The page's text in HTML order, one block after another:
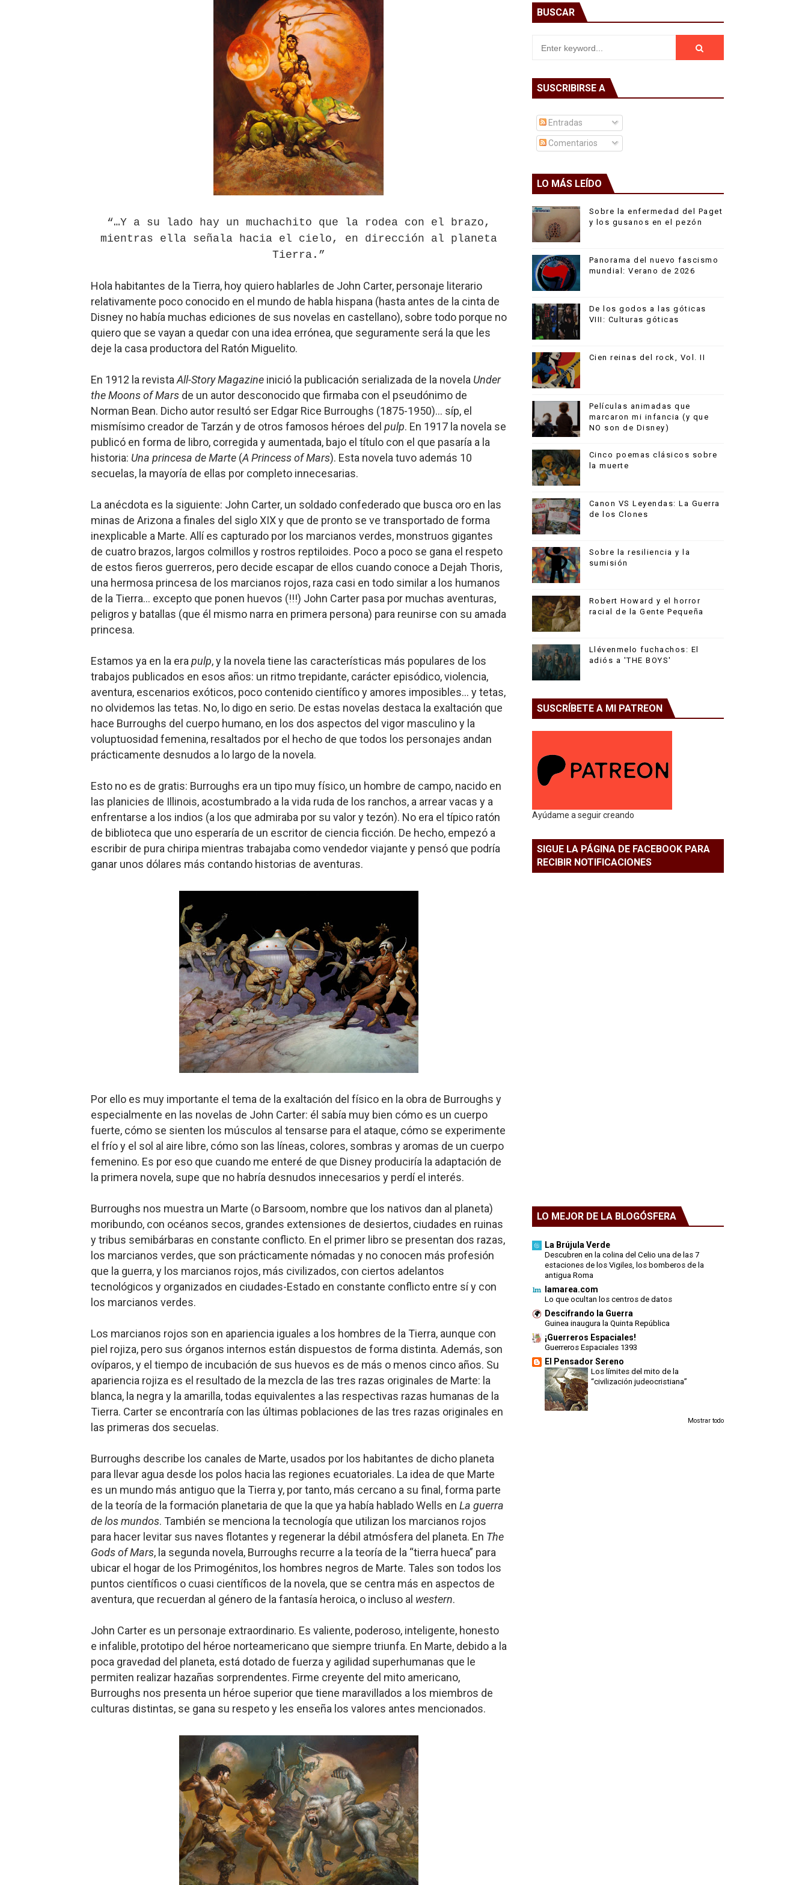
Charlie Kirk y la izquierda asesina
Dios es Cambio: Filosofía Earthseed para el fin del mundo
Nuestra era de genocidios
Mis historias favoritas de Superman
Transformers: ¿Una película marxista?
Gentile: Lo que debes entender sobre el fascismo
Definiendo: ¿Qué es el fascismo?
Llévenmelo fuchachos: El adiós a 'THE BOYS'
Mario: La epopeya del fontanero - Parte II
Mario: La epopeya del fontanero - Parte I
Pequeña Filmoteca Antifascista
Pokémon: La película existencialista
“…Y a su lado hay un muchachito que la rodea con el brazo,
mientras ella señala hacia el cielo, en dirección al planeta
Tierra.”
Hola habitantes de la Tierra, hoy quiero hablarles de John Carter, personaje literario
relativamente poco conocido en el mundo de habla hispana (hasta antes de la cinta de
Disney no había muchas ediciones de sus novelas en castellano), sobre todo porque no
quiero que se vayan a quedar con una idea errónea, que seguramente será la que les
deje la casa productora del Ratón Miguelito.
En 1912 la revista All-Story Magazineinició la publicación serializada de la novela Under
the Moons of Marsde un autor desconocido que firmaba con el pseudónimo de
Norman Bean. Dicho autor resultó ser Edgar Rice Burroughs (1875-1950)… síp, el
mismísimo creador de Tarzán y de otros famosos héroes del pulp. En 1917 la novela se
publicó en forma de libro, corregida y aumentada, bajo el título con el que pasaría a la
historia: Una princesa de Marte (A Princess of Mars). Esta novela tuvo además 10
secuelas, la mayoría de ellas por completo innecesarias.
La anécdota es la siguiente: John Carter, un soldado confederado que busca oro en las
minas de Arizona a finales del siglo XIX y que de pronto se ve transportado de forma
inexplicable a Marte. Allí es capturado por los marcianos verdes, monstruos gigantes
de cuatro brazos, largos colmillos y rostros reptiloides. Poco a poco se gana el respeto
de estos fieros guerreros, pero decide escapar de ellos cuando conoce a Dejah Thoris,
una hermosa princesa de los marcianos rojos, raza casi en todo similar a los humanos
de la Tierra… excepto que ponen huevos (!!!) John Carter pasa por muchas aventuras,
peligros y batallas (que él mismo narra en primera persona) para reunirse con su amada
princesa.
Estamos ya en la era pulp, y la novela tiene las características más populares de los
trabajos publicados en esos años: un ritmo trepidante, carácter episódico, violencia,
aventura, escenarios exóticos, poco contenido científico y amores imposibles… y tetas,
no olvidemos las tetas. No, lo digo en serio. De estas novelas destaca la exaltación que
hace Burroughs del cuerpo humano, en los dos aspectos del vigor masculino y la
voluptuosidad femenina, resaltados por el hecho de que todos los personajes andan
prácticamente desnudos a lo largo de la novela.
Esto no es de gratis: Burroughs era un tipo muy físico, un hombre de campo, nacido en
las planicies de Illinois, acostumbrado a la vida ruda de los ranchos, a arrear vacas y a
enfrentarse a los indios (a los que admiraba por su valor y tezón). No era el típico ratón
de biblioteca que uno esperaría de un escritor de ciencia ficción. De hecho, empezó a
escribir de pura chiripa mientras trabajaba como vendedor viajante y pensó que podría
ganar unos dólares más contando historias de aventuras.
Por ello es muy importante el tema de la exaltación del físico en la obra de Burroughs y
especialmente en las novelas de John Carter: él sabía muy bien cómo es un cuerpo
fuerte, cómo se sienten los músculos al tensarse para el ataque, cómo se experimente
el frío y el sol al aire libre, cómo son las líneas, colores, sombras y aromas de un cuerpo
femenino. Es por eso que cuando me enteré de que Disney produciría la adaptación de
la primera novela, supe que no habría desnudos innecesarios y perdí el interés.
Burroughs nos muestra un Marte (o Barsoom, nombre que los nativos dan al planeta)
moribundo, con océanos secos, grandes extensiones de desiertos, ciudades en ruinas
y tribus semibárbaras en constante conflicto. En el primer libro se presentan dos razas,
los marcianos verdes, que son prácticamente nómadas y no conocen más profesión
que la guerra, y los marcianos rojos, más civilizados, con ciertos adelantos
tecnológicos y organizados en ciudades-Estado en constante conflicto entre sí y con
los marcianos verdes.
Los marcianos rojos son en apariencia iguales a los hombres de la Tierra, aunque con
piel rojiza, pero sus órganos internos están dispuestos de forma distinta. Además, son
ovíparos, y el tiempo de incubación de sus huevos es de más o menos cinco años. Su
apariencia rojiza es el resultado de la mezcla de las tres razas originales de Marte: la
blanca, la negra y la amarilla, todas equivalentes a las respectivas razas humanas de la
Tierra. Carter se encontraría con las últimas poblaciones de las tres razas originales en
las primeras dos secuelas.
Burroughs describe los canales de Marte, usados por los habitantes de dicho planeta
para llevar agua desde los polos hacia las regiones ecuatoriales. La idea de que Marte
es un mundo más antiguo que la Tierra y, por tanto, más cercano a su final, forma parte
de la teoría de la formación planetaria de que la que ya había hablado Wells en La guerra
de los mundos. También se menciona la tecnología que utilizan los marcianos rojos
para hacer levitar sus naves flotantes y regenerar la débil atmósfera del planeta. En The
Gods of Mars, la segunda novela, Burroughs recurre a la teoría de la “tierra hueca” para
ubicar el hogar de los Primogénitos, los hombres negros de Marte. Tales son todos los
puntos científicos o cuasi científicos de la novela, que se centra más en aspectos de
aventura, que recuerdan al género de la fantasía heroica, o incluso al western.
John Carter es un personaje extraordinario. Es valiente, poderoso, inteligente, honesto
e infalible, prototipo del héroe norteamericano que siempre triunfa. En Marte, debido a la
poca gravedad del planeta, está dotado de fuerza y agilidad superhumanas que le
permiten realizar hazañas sorprendentes. Firme creyente del mito americano,
Burroughs nos presenta un héroe superior que tiene maravillados a los miembros de
culturas distintas, se gana su respeto y les enseña los valores antes mencionados.
BUSCAR
SUSCRIBIRSE A
Entradas
Comentarios
LO MÁS LEÍDO
Sobre la enfermedad del Paget
y los gusanos en el pezón
Panorama del nuevo fascismo
mundial: Verano de 2026
De los godos a las góticas
VIII: Culturas góticas
Cien reinas del rock, Vol. II
Películas animadas que
marcaron mi infancia (y que
NO son de Disney)
Cinco poemas clásicos sobre
la muerte
Canon VS Leyendas: La Guerra
de los Clones
Sobre la resiliencia y la
sumisión
Robert Howard y el horror
racial de la Gente Pequeña
Llévenmelo fuchachos: El
adiós a 'THE BOYS'
SUSCRÍBETE A MI PATREON
Ayúdame a seguir creando
SIGUE LA PÁGINA DE FACEBOOK PARA
RECIBIR NOTIFICACIONES
LO MEJOR DE LA BLOGÓSFERA
La Brújula Verde
Descubren en la colina del Celio una de las 7
estaciones de los Vigiles, los bomberos de la
antigua Roma
lamarea.com
Lo que ocultan los centros de datos
Descifrando la Guerra
Guinea inaugura la Quinta República
¡Guerreros Espaciales!
Guerreros Espaciales 1393
El Pensador Sereno
Los límites del mito de la
“civilización judeocristiana”
Mostrar todo